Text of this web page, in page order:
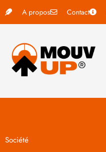
A propos Contact
Société